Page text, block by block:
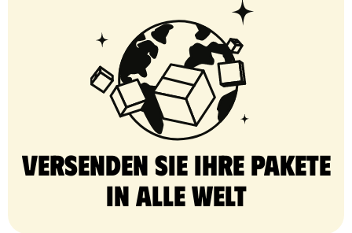
Versenden Sie Ihre Pakete
in alle Welt